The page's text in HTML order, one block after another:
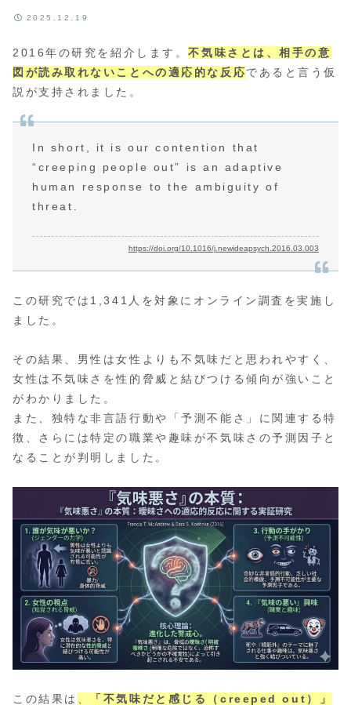
2025.12.19
2016年の研究を紹介します。不気味さとは、相手の意
図が読み取れないことへの適応的な反応であると言う仮
説が支持されました。
In short, it is our contention that
“creeping people out” is an adaptive
human response to the ambiguity of
threat.
https://doi.org/10.1016/j.newideapsych.2016.03.003
この研究では1,341人を対象にオンライン調査を実施し
ました。
その結果、男性は女性よりも不気味だと思われやすく、
女性は不気味さを性的脅威と結びつける傾向が強いこと
がわかりました。
また、独特な非言語行動や「予測不能さ」に関連する特
徴、さらには特定の職業や趣味が不気味さの予測因子と
なることが判明しました。
この結果は 「不気味だと感じる（creeped out）」